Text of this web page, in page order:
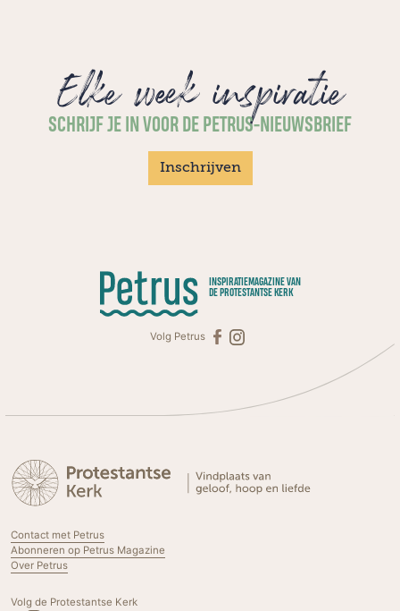
Elke week inspiratie
SCHRIJF JE IN VOOR DE PETRUS-NIEUWSBRIEF
Inschrijven
INSPIRATIEMAGAZINE VAN
DE PROTESTANTSE KERK
Volg Petrus
Contact met Petrus
Abonneren op Petrus Magazine
Over Petrus
Volg de Protestantse Kerk